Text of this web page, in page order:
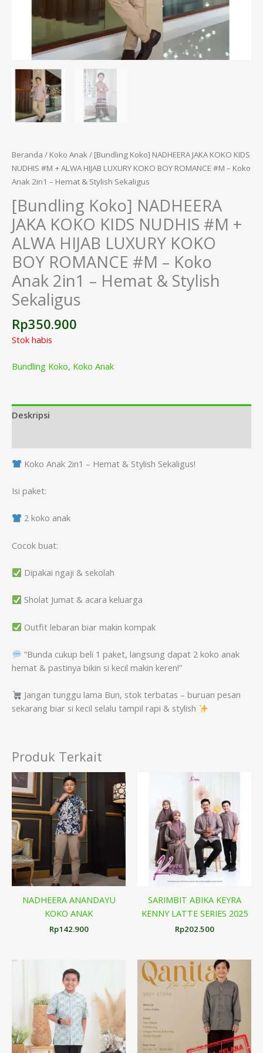
Beranda / Koko Anak/ [Bundling Koko] NADHEERA JAKA KOKO KIDS
NUDHIS #M + ALWA HIJAB LUXURY KOKO BOY ROMANCE #M – Koko
Anak 2in1 – Hemat & Stylish Sekaligus
[Bundling Koko] NADHEERA
JAKA KOKO KIDS NUDHIS #M +
ALWA HIJAB LUXURY KOKO
BOY ROMANCE #M – Koko
Anak 2in1 – Hemat & Stylish
Sekaligus
Rp350.900
Stok habis
Bundling Koko, Koko Anak
Deskripsi
Koko Anak 2in1 – Hemat & Stylish Sekaligus!
Isi paket:
2 koko anak
Cocok buat:
Dipakai ngaji & sekolah
Sholat Jumat & acara keluarga
Outfit lebaran biar makin kompak
“Bunda cukup beli 1 paket, langsung dapat 2 koko anak
hemat & pastinya bikin si kecil makin keren!”
Jangan tunggu lama Bun, stok terbatas – buruan pesan
sekarang biar si kecil selalu tampil rapi & stylish
Produk Terkait
NADHEERA ANANDAYU
KOKO ANAK
Rp142.900
SARIMBIT ABIKA KEYRA
KENNY LATTE SERIES 2025
Rp202.500
Rentang
Rp179.000
hingga
Rp194.000